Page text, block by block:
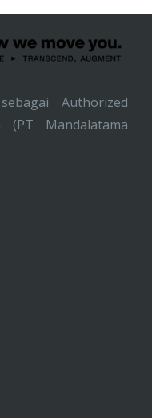
Authorized
Mandalatama